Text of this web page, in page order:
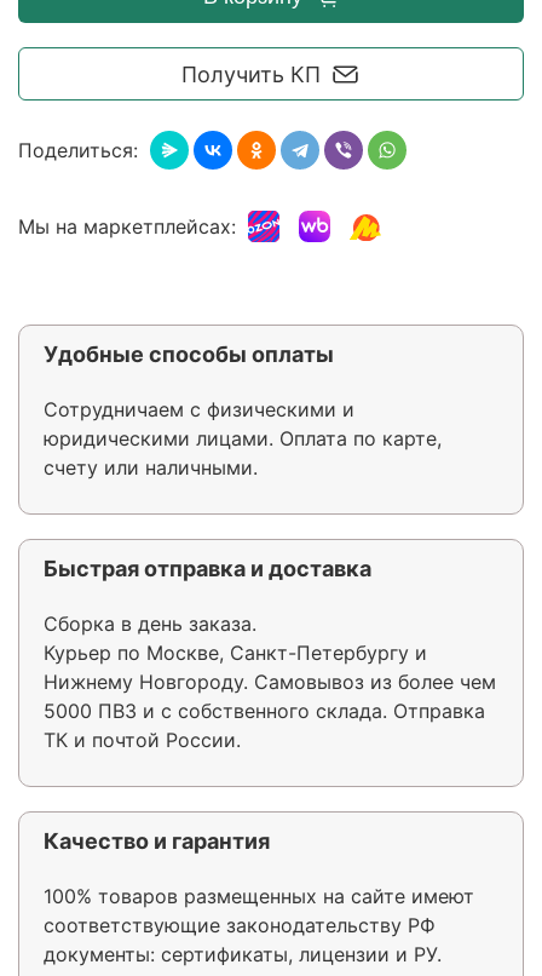
Получить КП
Поделиться:
Мы на маркетплейсах:
Удобные способы оплаты
Сотрудничаем с физическими и
юридическими лицами. Оплата по карте,
счету или наличными.
Быстрая отправка и доставка
Сборка в день заказа.
Курьер по Москве, Санкт-Петербургу и
Нижнему Новгороду. Самовывоз из более чем
5000 ПВЗ и с собственного склада. Отправка
ТК и почтой России.
Качество и гарантия
100% товаров размещенных на сайте имеют
соответствующие законодательству РФ
документы: сертификаты, лицензии и РУ.